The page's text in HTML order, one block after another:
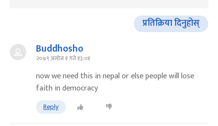
प्रतिक्रिया दिनुहोस्
Buddhosho
२०७९ असोज १ गते १३:०१
now we need this in nepal or else people will lose
faith in democracy
Reply